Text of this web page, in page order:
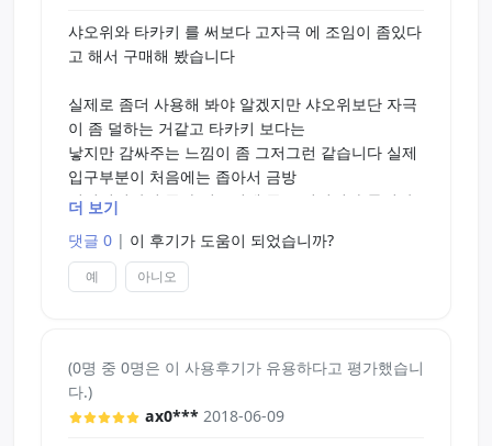
샤오위와 타카키 를 써보다 고자극 에 조임이 좀있다
고 해서 구매해 봤습니다
실제로 좀더 사용해 봐야 알겠지만 샤오위보단 자극
이 좀 덜하는 거같고 타카키 보다는
낳지만 감싸주는 느낌이 좀 그저그런 같습니다 실제
입구부분이 처음에는 좁아서 금방
찢어질거같이 좁아 넣으실떄 좀 구겨넣어야 들어갑
실제처럼 존슨 모양대로 늘어나서 잡아주는 비쥬얼
이라 이점은 만족합니다.
조임이 있다는데 전별로 못느끼겠고 앞서 말한 두 제
품보다 있는건지 아닌건지
감이 안옵니다 두제품도 조임이라고 할거는 없지만
더 보기
댓글 0 | 이 후기가 도움이 되었습니까?
예 아니오
(0명 중 0명은 이 사용후기가 유용하다고 평가했습니
다.)
ax0*** 2018-06-09